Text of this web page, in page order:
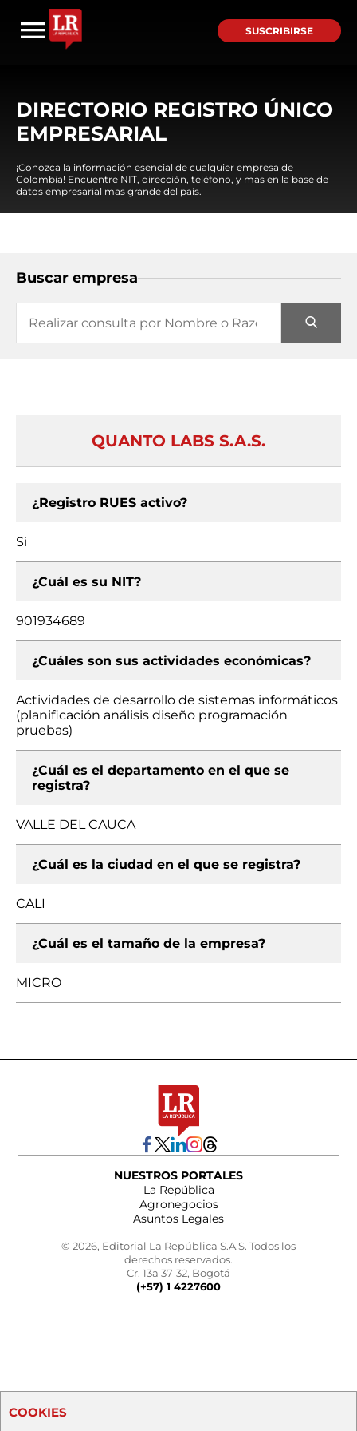
SUSCRIBIRSE
DIRECTORIO REGISTRO ÚNICO
EMPRESARIAL
¡Conozca la información esencial de cualquier empresa de
Colombia! Encuentre NIT, dirección, teléfono, y mas en la base de
datos empresarial mas grande del país.
Buscar empresa
QUANTO LABS S.A.S.
¿Registro RUES activo?
Si
¿Cuál es su NIT?
901934689
¿Cuáles son sus actividades económicas?
Actividades de desarrollo de sistemas informáticos
(planificación análisis diseño programación
pruebas)
¿Cuál es el departamento en el que se
registra?
VALLE DEL CAUCA
¿Cuál es la ciudad en el que se registra?
CALI
¿Cuál es el tamaño de la empresa?
MICRO
NUESTROS PORTALES
La República
Agronegocios
Asuntos Legales
© 2026, Editorial La República S.A.S. Todos los
derechos reservados.
Cr. 13a 37-32, Bogotá
(+57) 1 4227600
COOKIES